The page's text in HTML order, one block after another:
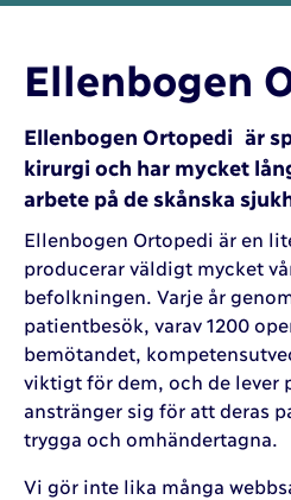
Ellenbogen
Ellenbogen Ortopedi är
kirurgi och har mycket
arbete på de skånska
Ellenbogen Ortopedi är en
producerar väldigt mycket
befolkningen. Varje år
patientbesök, varav 1200
bemötandet,
viktigt för dem, och de lever
anstränger sig för att deras
trygga och omhändertagna.
Vi gör inte lika många